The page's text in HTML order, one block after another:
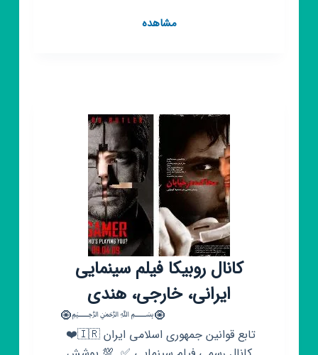
مشاهدهکانال
سینمایی
کانال روبیکا فیلم سینمایی
ایرانی، خارجی، هندی
‌ ‌‌ ‌ ‌ ‌ ‌ ‌ ‌ ‌ ‌ ‌ ‌ ‌ ‌ ‌ ‌ ‌ ‌ ‌ ‌ ‌ ‌ ‌ ‌ ‌ ‌ ‌ ‌🧿﷽🧿 ‌‌
تابع قوانین جمهوری اسلامی ایران 🇮🇷❤️ ‌‌